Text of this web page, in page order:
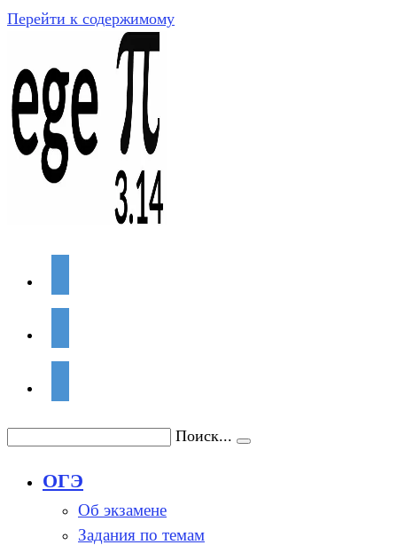
Перейти к содержимому
Поиск...
ОГЭ
Об экзамене
Задания по темам